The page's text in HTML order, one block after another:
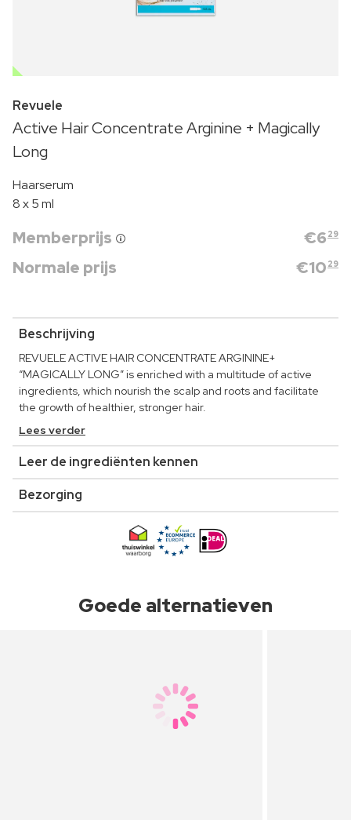
OUTLET
Revuele
Active Hair Concentrate Arginine + Magically
Long
Haarserum
8 x 5 ml
Memberprijs €6 29
Normale prijs €10 29
Beschrijving
REVUELE ACTIVE HAIR CONCENTRATE ARGININE+
“MAGICALLY LONG” is enriched with a multitude of active
ingredients, which nourish the scalp and roots and facilitate
the growth of healthier, stronger hair.
Lees verder
Leer de ingrediënten kennen
Bezorging
Goede alternatieven